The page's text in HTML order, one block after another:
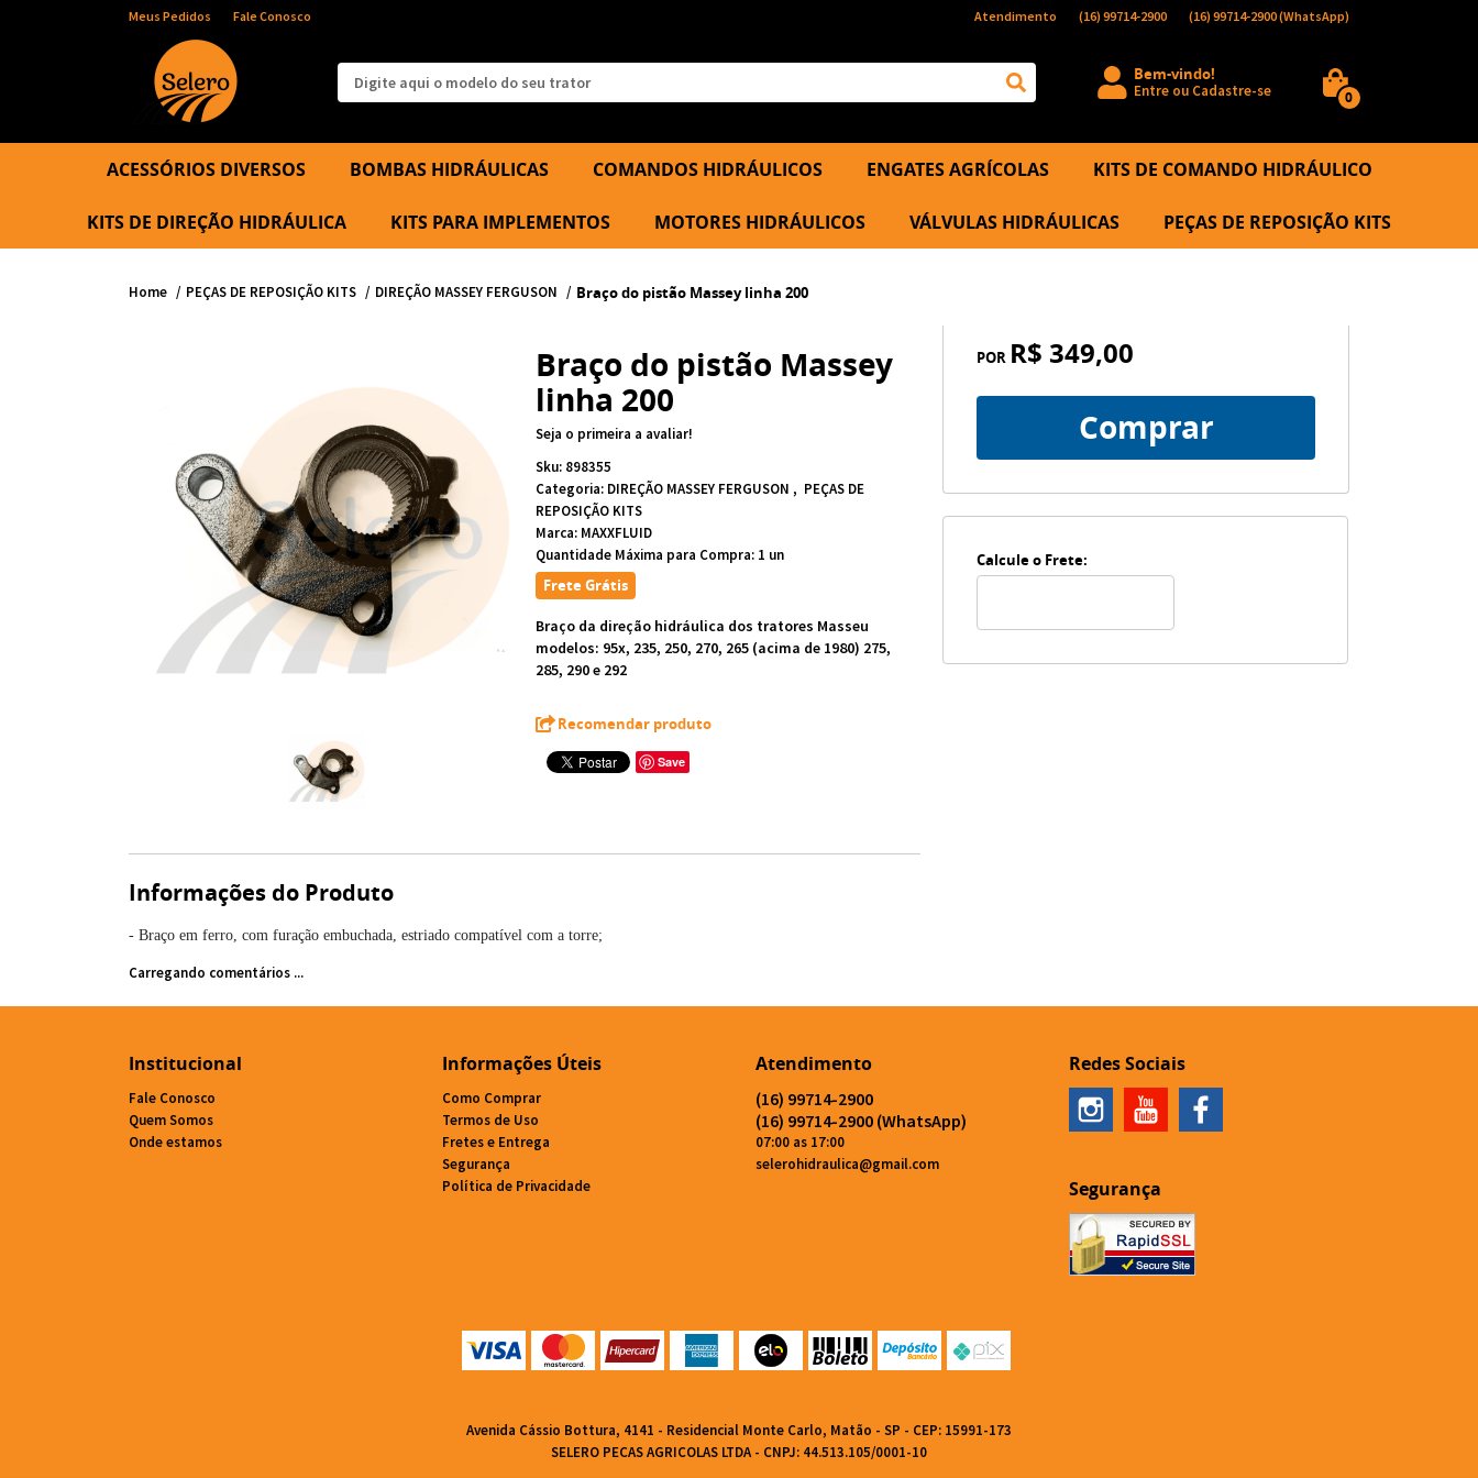
Meus Pedidos Fale Conosco Atendimento (16)99714-2900 (16)99714-2900(WhatsApp)
Bem-vindo!
Entre ou Cadastre-se 0
ACESSÓRIOS DIVERSOS BOMBAS HIDRÁULICAS COMANDOS HIDRÁULICOS ENGATES AGRÍCOLAS KITS DE COMANDO HIDRÁULICO
KITS DE DIREÇÃO HIDRÁULICA KITS PARA IMPLEMENTOS MOTORES HIDRÁULICOS VÁLVULAS HIDRÁULICAS PEÇAS DE REPOSIÇÃO KITS
Home PEÇAS DE REPOSIÇÃO KITS DIREÇÃO MASSEY FERGUSON Braço do pistão Massey linha 200
Braço do pistão Massey
linha 200
Seja o primeira a avaliar!
Sku: 898355
Categoria: DIREÇÃO MASSEY FERGUSON
PEÇAS DE
REPOSIÇÃO KITS
Marca: MAXXFLUID
Quantidade Máxima para Compra: 1 un
Frete Grátis
Braço da direção hidráulica dos tratores Masseu
modelos: 95x, 235, 250, 270, 265 (acima de 1980) 275,
285, 290 e 292
Recomendar produto
Save
POR R$ 349,00
Comprar
Calcule o Frete:
Informações do Produto
- Braço em ferro, com furação embuchada, estriado compatível com a torre;
Carregando comentários ...
Institucional
Fale Conosco
Quem Somos
Onde estamos
Informações Úteis
Como Comprar
Termos de Uso
Fretes e Entrega
Segurança
Política de Privacidade
Atendimento
(16) 99714-2900
(16) 99714-2900 (WhatsApp)
07:00 as 17:00
selerohidraulica@gmail.com
Redes Sociais
Segurança
Avenida Cássio Bottura, 4141 - Residencial Monte Carlo, Matão - SP - CEP: 15991-173
SELERO PECAS AGRICOLAS LTDA - CNPJ: 44.513.105/0001-10